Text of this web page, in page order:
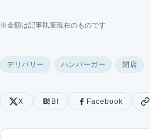
※金額は記事執筆現在のものです
デリバリー ハンバーガー 閉店
X B! Facebook